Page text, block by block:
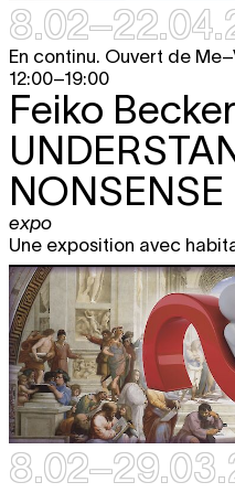
En continu. Ouvert de
12:00–19:00
Feiko
NONSENSE
expo
Une exposition avec